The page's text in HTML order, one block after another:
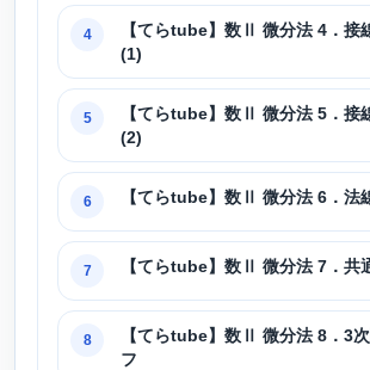
4
【てらtube】数Ⅱ 微分法 4．接
(1)
5
【てらtube】数Ⅱ 微分法 5．接
(2)
6 【てらtube】数Ⅱ 微分法 6．法
7 【てらtube】数Ⅱ 微分法 7．共
8
【てらtube】数Ⅱ 微分法 8．3
フ